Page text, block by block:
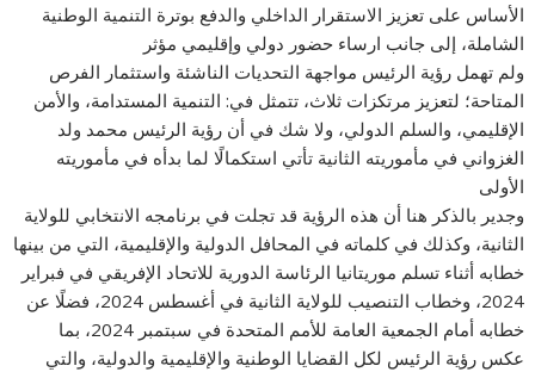
الأساس على تعزيز الاستقرار الداخلي والدفع بوترة التنمية الوطنية
الشاملة، إلى جانب ارساء حضور دولي وإقليمي مؤثر
ولم تهمل رؤية الرئيس مواجهة التحديات الناشئة واستثمار الفرص
المتاحة؛ لتعزيز مرتكزات ثلاث، تتمثل في: التنمية المستدامة، والأمن
الإقليمي، والسلم الدولي، ولا شك في أن رؤية الرئيس محمد ولد
الغزواني في مأموريته الثانية تأتي استكمالًا لما بدأه في مأموريته
الأولى
وجدير بالذكر هنا أن هذه الرؤية قد تجلت في برنامجه الانتخابي للولاية
الثانية، وكذلك في كلماته في المحافل الدولية والإقليمية، التي من بينها
خطابه أثناء تسلم موريتانيا الرئاسة الدورية للاتحاد الإفريقي في فبراير
2024، وخطاب التنصيب للولاية الثانية في أغسطس 2024، فضلًا عن
خطابه أمام الجمعية العامة للأمم المتحدة في سبتمبر 2024، بما
عكس رؤية الرئيس لكل القضايا الوطنية والإقليمية والدولية، والتي